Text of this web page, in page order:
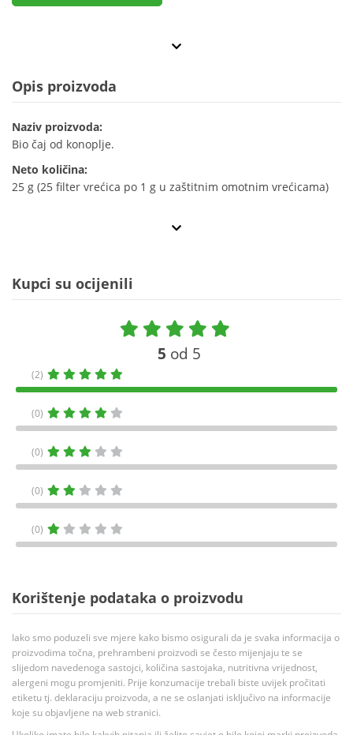
Opis proizvoda
Naziv proizvoda:
Bio čaj od konoplje.
Neto količina:
25 g (25 filter vrećica po 1 g u zaštitnim omotnim vrećicama)
Kupci su ocijenili
5 od 5
(2)
(0)
(0)
(0)
(0)
Korištenje podataka o proizvodu
Iako smo poduzeli sve mjere kako bismo osigurali da je svaka informacija o
proizvodima točna, prehrambeni proizvodi se često mijenjaju te se
slijedom navedenoga sastojci, količina sastojaka, nutritivna vrijednost,
alergeni mogu promjeniti. Prije konzumacije trebali biste uvijek pročitati
etiketu tj. deklaraciju proizvoda, a ne se oslanjati isključivo na informacije
koje su objavljene na web stranici.